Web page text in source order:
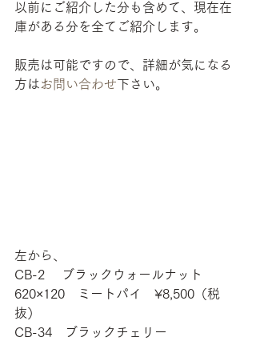
以前にご紹介した分も含めて、現在在
庫がある分を全てご紹介します。
販売は可能ですので、詳細が気になる
方はお問い合わせ下さい。
左から、
CB-2　 ブラックウォールナット
620×120　ミートパイ　¥8,500（税
抜）
CB-34　ブラックチェリー